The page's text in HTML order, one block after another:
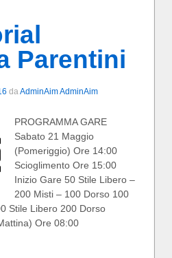
Parentini
daAdminAim AdminAim
PROGRAMMA GARE
Sabato 21 Maggio
(Pomeriggio) Ore 14:00
Scioglimento Ore 15:00
Inizio Gare 50 Stile Libero –
200 Misti – 100 Dorso 100
Stile Libero 200 Dorso
Ore 08:00